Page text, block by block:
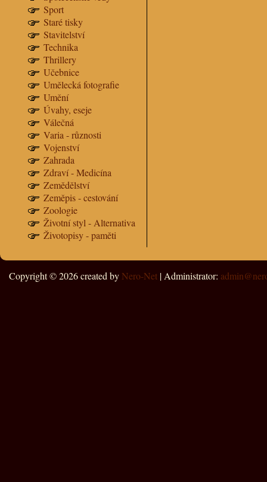
Sport
Staré tisky
Stavitelství
Technika
Thrillery
Učebnice
Umělecká fotografie
Umění
Úvahy, eseje
Válečná
Varia - různosti
Vojenství
Zahrada
Zdraví - Medicína
Zemědělství
Zeměpis - cestování
Zoologie
Životní styl - Alternativa
Životopisy - paměti
Copyright © 2026created by Nero-Net | Administrator: